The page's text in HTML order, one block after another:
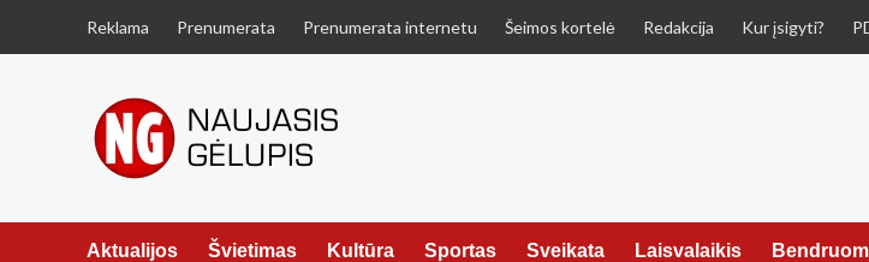
Reklama Prenumerata Prenumerata internetu Šeimos kortelė Redakcija Kur įsigyti?
Aktualijos Švietimas Kultūra Sportas Sveikata Laisvalaikis